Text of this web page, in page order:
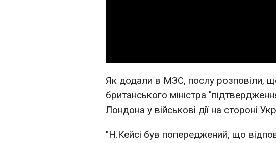
Як додали в МЗС, послу розповіли,
британського міністра
Лондона у військові дії на стороні
"Н.Кейсі був попереджений, що